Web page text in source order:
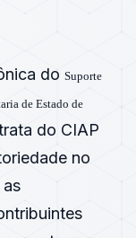
do Suporte
de Estado de
do CIAP
no